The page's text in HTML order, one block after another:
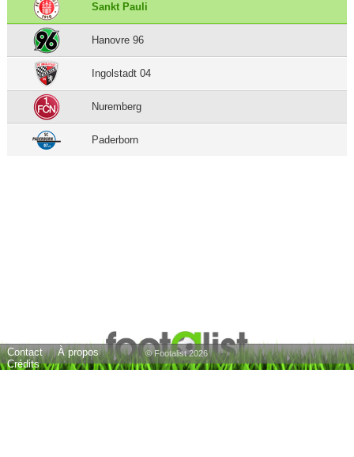
Sankt Pauli
Hanovre 96
Ingolstadt 04
Nuremberg
Paderborn
Contact
À propos
Crédits
© Footalist 2026